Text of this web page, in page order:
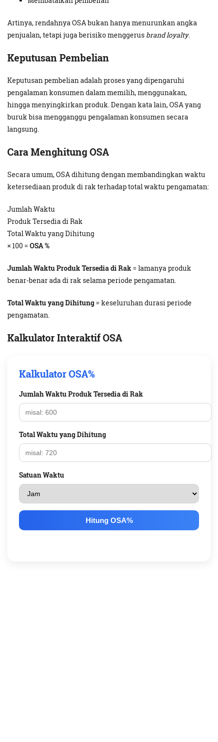
Artinya, rendahnya OSA bukan hanya menurunkan angka
penjualan, tetapi juga berisiko menggerus brand loyalty.
Keputusan Pembelian
Keputusan pembelian adalah proses yang dipengaruhi
pengalaman konsumen dalam memilih, menggunakan,
hingga menyingkirkan produk. Dengan kata lain, OSA yang
buruk bisa mengganggu pengalaman konsumen secara
langsung.
Cara Menghitung OSA
Secara umum, OSA dihitung dengan membandingkan waktu
ketersediaan produk di rak terhadap total waktu pengamatan:
Jumlah Waktu
Produk Tersedia di Rak
Total Waktu yang Dihitung
× 100 = OSA %
Jumlah Waktu Produk Tersedia di Rak = lamanya produk
benar-benar ada di rak selama periode pengamatan.
Total Waktu yang Dihitung = keseluruhan durasi periode
pengamatan.
Kalkulator Interaktif OSA
Kalkulator OSA%
Jumlah Waktu Produk Tersedia di Rak
Total Waktu yang Dihitung
Satuan Waktu
Hitung OSA%